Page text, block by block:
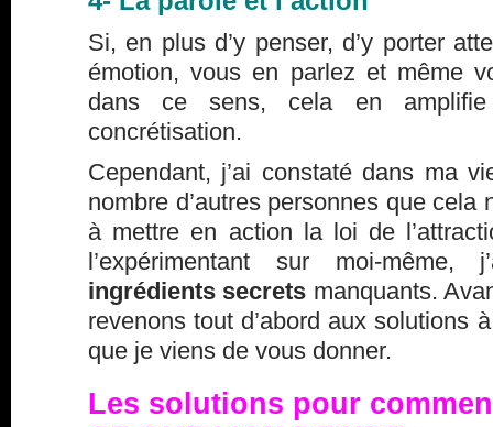
Si, en plus d’y penser, d’y porter
émotion, vous en parlez et même
dans ce sens, cela en amplifie
concrétisation.
Cependant, j’ai constaté dans ma
nombre d’autres personnes que cela
à mettre en action la loi de
l’expérimentant sur moi-
ingrédients secrets manquants.
revenons tout d’abord aux solutions
que je viens de vous donner.
Les solutions pour